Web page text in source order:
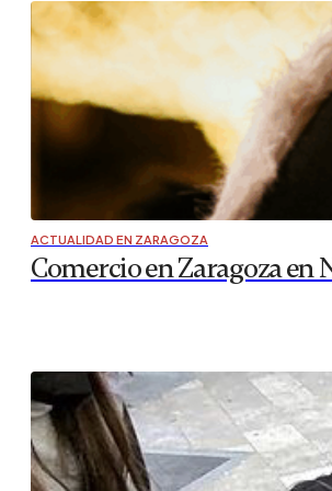
ACTUALIDAD EN ZARAGOZA
Comercio en Zaragoza en